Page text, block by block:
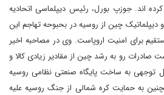
کرده اند. جوزپ بورل، رئیس دیپلماسی اتحادیه
دیپلماتیک چین از روسیه در بحبوحه تهاجم این
برای امنیت اروپاست. وی در مصاحبه اخیر
صادرات رو به رشد چین از مقادیر زیادی کالا و
توجهی به ساخت پایگاه صنعتی نظامی روسیه
به حمایت کره شمالی از جنگ روسیه علیه